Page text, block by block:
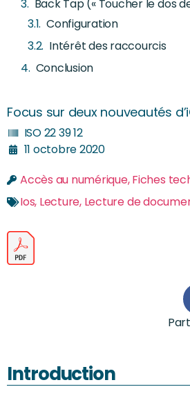
Back Tap (« Toucher le dos
Configuration
Intérêt des raccourcis
Conclusion
Focus sur deux nouveautés
ISO 22 39 12
11 octobre 2020
Accès au numérique,Fiches
Ios, Lecture, Lecture de
Introduction